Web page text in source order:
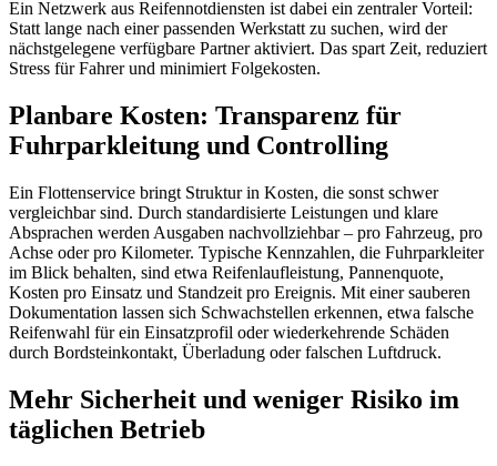
Ein Netzwerk aus Reifennotdiensten ist dabei ein zentraler Vorteil:
Statt lange nach einer passenden Werkstatt zu suchen, wird der
nächstgelegene verfügbare Partner aktiviert. Das spart Zeit, reduziert
Stress für Fahrer und minimiert Folgekosten.
Planbare Kosten: Transparenz für
Fuhrparkleitung und Controlling
Ein Flottenservice bringt Struktur in Kosten, die sonst schwer
vergleichbar sind. Durch standardisierte Leistungen und klare
Absprachen werden Ausgaben nachvollziehbar – pro Fahrzeug, pro
Achse oder pro Kilometer. Typische Kennzahlen, die Fuhrparkleiter
im Blick behalten, sind etwa Reifenlaufleistung, Pannenquote,
Kosten pro Einsatz und Standzeit pro Ereignis. Mit einer sauberen
Dokumentation lassen sich Schwachstellen erkennen, etwa falsche
Reifenwahl für ein Einsatzprofil oder wiederkehrende Schäden
durch Bordsteinkontakt, Überladung oder falschen Luftdruck.
Mehr Sicherheit und weniger Risiko im
täglichen Betrieb